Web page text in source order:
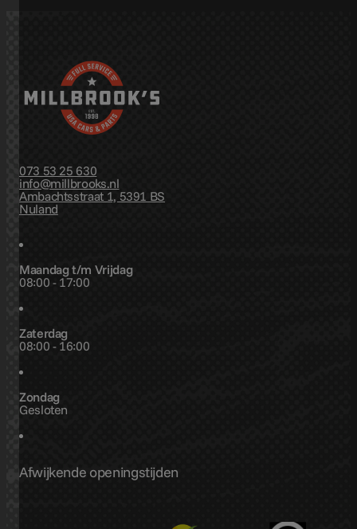
073 53 25 630
info@millbrooks.nl
Ambachtsstraat 1, 5391 BS
Nuland
Maandag t/m Vrijdag
08:00 - 17:00
Zaterdag
08:00 - 16:00
Zondag
Gesloten
Afwijkende openingstijden